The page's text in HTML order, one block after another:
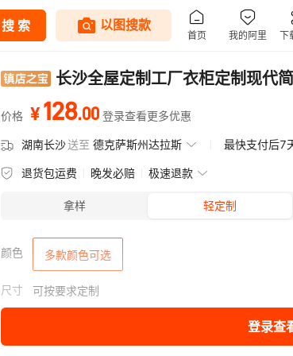
长沙全屋定制工厂衣柜定制现代
价格 ¥128.00 登录查看更多优惠
湖南长沙送至 德克萨斯州达拉斯 最快支付后7
退货包运费 晚发必赔 极速退款
拿样 轻定制
颜色 多款颜色可选
尺寸 可按要求定制
登录查